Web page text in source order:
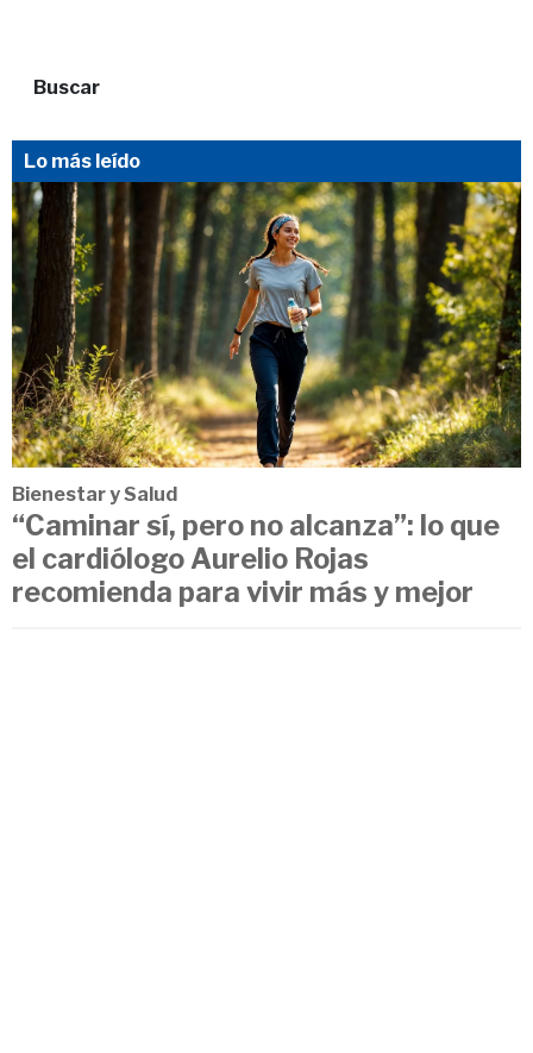
Buscar
Lo más leído
Bienestar y Salud
“Caminar sí, pero no alcanza”: lo que
el cardiólogo Aurelio Rojas
recomienda para vivir más y mejor